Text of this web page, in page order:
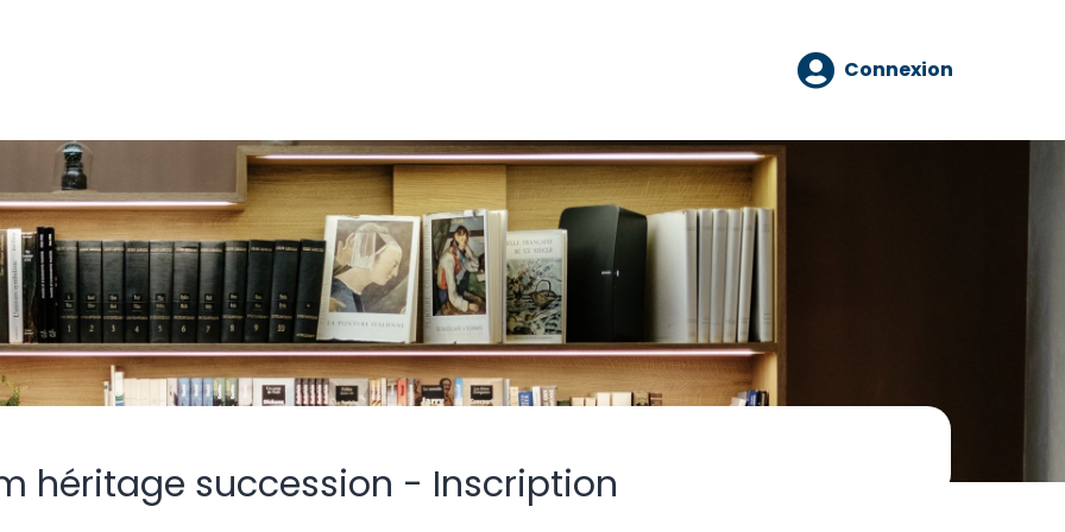
Connexion
héritage succession - Inscription